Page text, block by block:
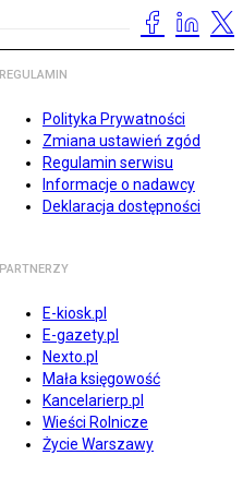
REGULAMIN
Polityka Prywatności
Zmiana ustawień zgód
Regulamin serwisu
Informacje o nadawcy
Deklaracja dostępności
PARTNERZY
E-kiosk.pl
E-gazety.pl
Nexto.pl
Mała księgowość
Kancelarierp.pl
Wieści Rolnicze
Życie Warszawy